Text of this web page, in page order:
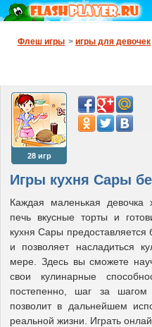
Флеш игры > игры для девочек
Игры кухня Сары
Каждая маленькая девочка
печь вкусные торты и
кухня Сары
и позволяет насладиться
мере. Здесь вы сможете
свои кулинарные
постепенно, шаг за
позволит в дальнейшем
реальной жизни. Играть
28 игр